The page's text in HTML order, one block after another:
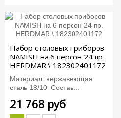
Набор столовых приборов
NAMISH на 6 персон 24 пр.
HERDMAR \ 182302401172
Материал: нержавеющая
сталь 18/10. Состав...
21 768 руб